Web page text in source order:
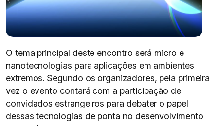
O tema principal deste encontro será micro e
nanotecnologias para aplicações em ambientes
extremos. Segundo os organizadores, pela primeira
vez o evento contará com a participação de
convidados estrangeiros para debater o papel
dessas tecnologias de ponta no desenvolvimento